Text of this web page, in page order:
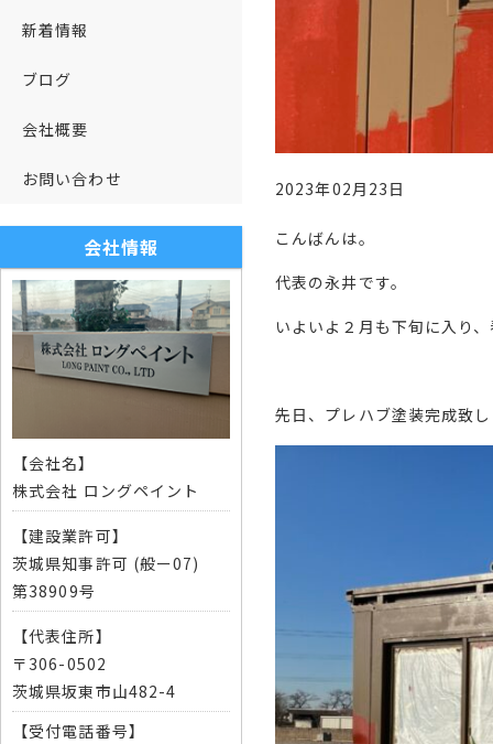
2023年02月23日
こんばんは。
代表の永井です。
いよいよ２月も下旬に入り
先日、プレハブ塗装完成致
新着情報
ブログ
会社概要
お問い合わせ
会社情報
【会社名】
株式会社 ロングペイント
【建設業許可】
茨城県知事許可 (般ー07)
第38909号
【代表住所】
〒306-0502
茨城県坂東市山482-4
【受付電話番号】